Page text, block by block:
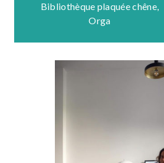
Bibliothèque plaquée chêne,
Orga